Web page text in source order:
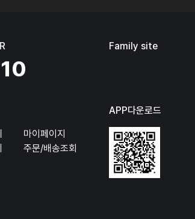
서 구매한 상품 오프라인에서 반품이 가능한가요?
Family site
마이페이지
주문/배송조회
APP다운로드